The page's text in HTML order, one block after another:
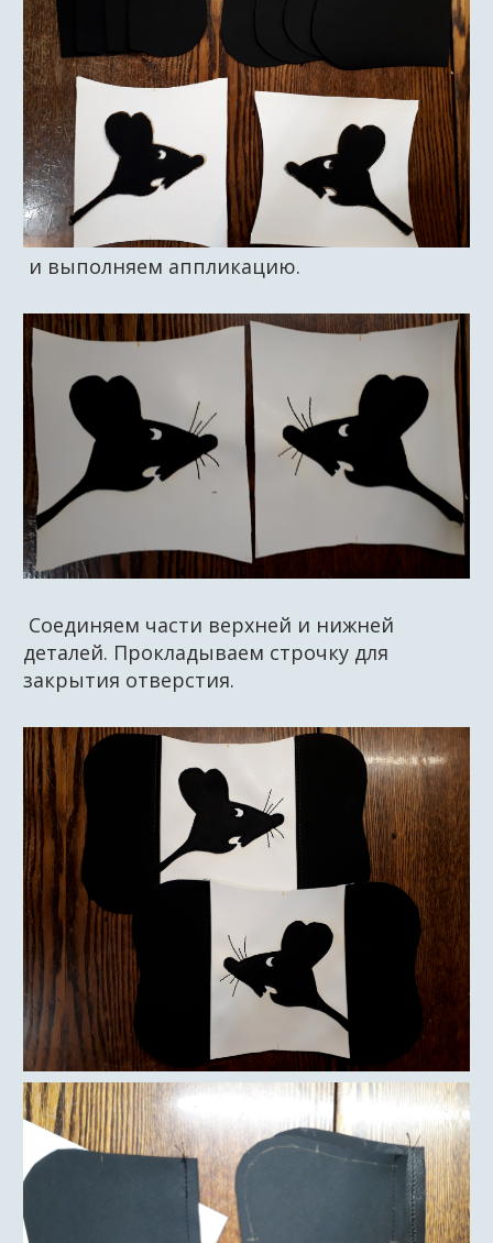
и выполняем аппликацию.
Соединяем части верхней и нижней
деталей. Прокладываем строчку для
закрытия отверстия.